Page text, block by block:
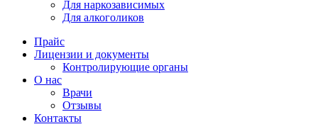
Для наркозависимых
Для алкоголиков
Прайс
Лицензии и документы
Контролирующие органы
О нас
Врачи
Отзывы
Контакты